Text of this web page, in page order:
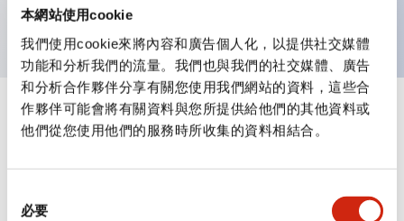
本網站使用cookie
我們使用cookie來將內容和廣告個人化，以提供社交媒體
功能和分析我們的流量。我們也與我們的社交媒體、廣告
和分析合作夥伴分享有關您使用我們網站的資料，這些合
作夥伴可能會將有關資料與您所提供給他們的其他資料或
他們從您使用他們的服務時所收集的資料相結合。
必要
防護結構為IP65（IEC60529）
規格
環境規範